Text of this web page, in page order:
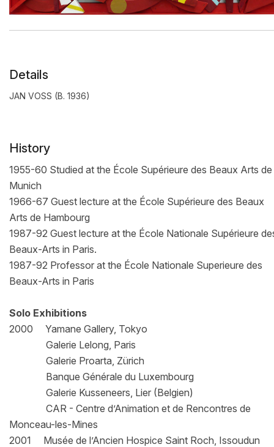
Details
JAN VOSS (B. 1936)
History
1955-60 Studied at the École Supérieure des Beaux Arts de
Munich
1966-67 Guest lecture at the École Supérieure des Beaux
Arts de Hambourg
1987-92 Guest lecture at the École Nationale Supérieure
Beaux-Arts in Paris.
1987-92 Professor at the École Nationale Superieure des
Beaux-Arts in Paris
Solo Exhibitions
2000 Yamane Gallery, Tokyo
Galerie Lelong, Paris
Galerie Proarta, Zürich
Banque Générale du Luxembourg
Galerie Kusseneers, Lier (Belgien)
CAR - Centre d’Animation et de Rencontres de
Monceau-les-Mines
2001 Musée de l’Ancien Hospice Saint Roch, Issoudun